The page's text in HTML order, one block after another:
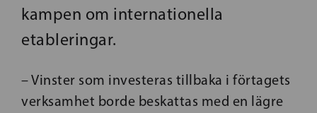
kampen om internationella
etableringar.
– Vinster som investeras tillbaka i förtagets
verksamhet borde beskattas med en lägre